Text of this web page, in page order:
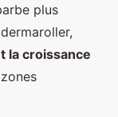
plus
la croissance